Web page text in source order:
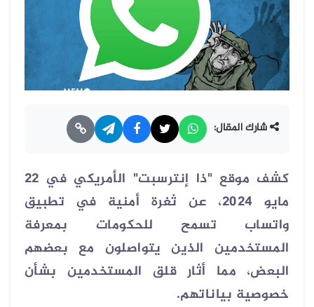
شارك المقال:
كشف موقع "ذا إنترسبت" الأمريكي في 22
مايو 2024، عن ثغرة أمنية في تطبيق
واتساب تسمح للحكومات بمعرفة
المستخدمين الذين يتواصلون مع بعضهم
البعض، مما أثار قلق المستخدمين بشأن
خصوصية بياناتهم.